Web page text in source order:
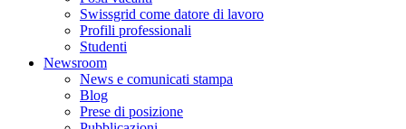
Swissgrid come datore di lavoro
Profili professionali
Studenti
Newsroom
News e comunicati stampa
Blog
Prese di posizione